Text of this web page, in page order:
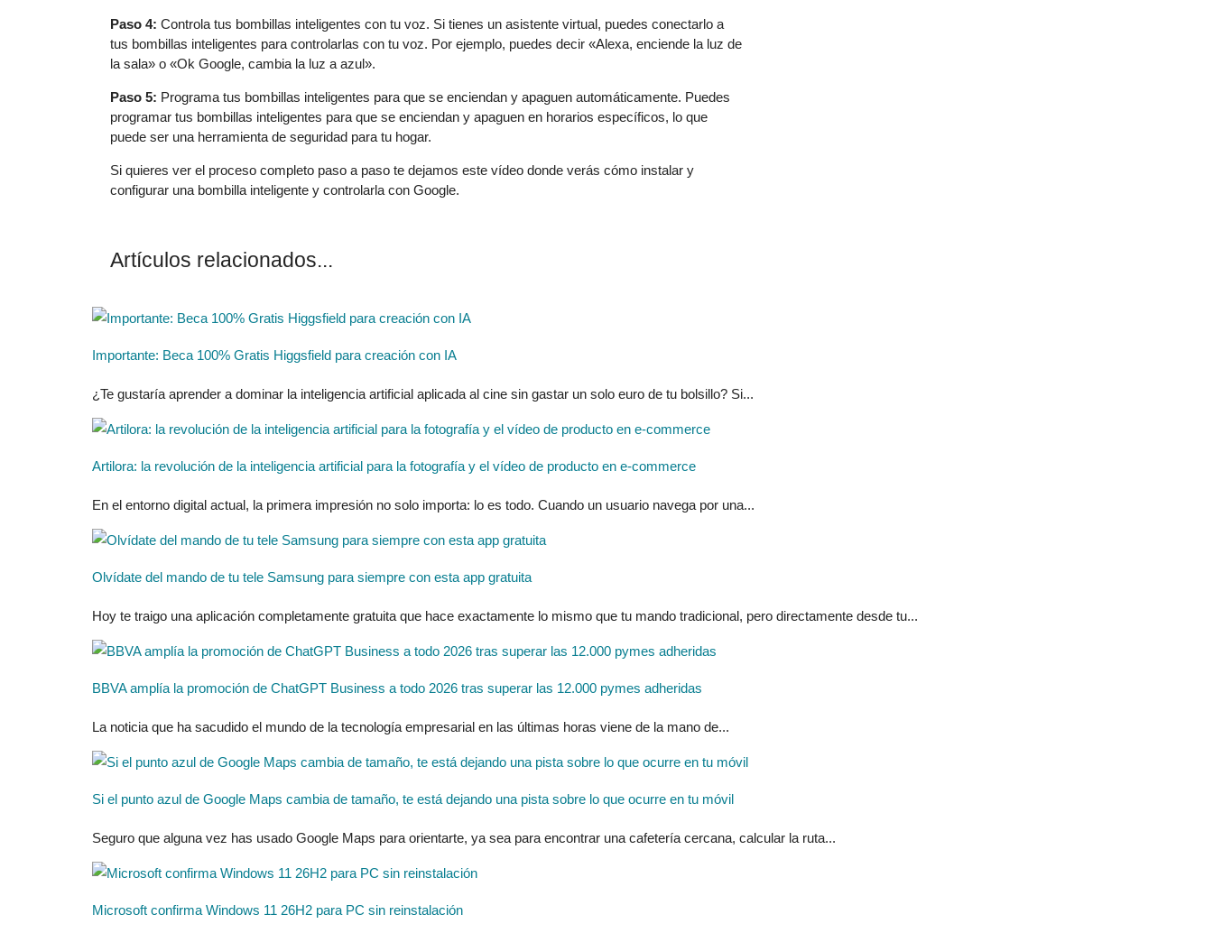
Paso 4: Controla tus bombillas inteligentes con tu voz. Si tienes un asistente virtual, puedes conectarlo a
tus bombillas inteligentes para controlarlas con tu voz. Por ejemplo, puedes decir «Alexa, enciende la luz de
la sala» o «Ok Google, cambia la luz a azul».
Paso 5: Programa tus bombillas inteligentes para que se enciendan y apaguen automáticamente. Puedes
programar tus bombillas inteligentes para que se enciendan y apaguen en horarios específicos, lo que
puede ser una herramienta de seguridad para tu hogar.
Si quieres ver el proceso completo paso a paso te dejamos este vídeo donde verás cómo instalar y
configurar una bombilla inteligente y controlarla con Google.
Artículos relacionados...
Importante: Beca 100% Gratis Higgsfield para creación con IA
¿Te gustaría aprender a dominar la inteligencia artificial aplicada al cine sin gastar un solo euro de tu bolsillo? Si...
Artilora: la revolución de la inteligencia artificial para la fotografía y el vídeo de producto en e-commerce
En el entorno digital actual, la primera impresión no solo importa: lo es todo. Cuando un usuario navega por una...
Olvídate del mando de tu tele Samsung para siempre con esta app gratuita
Hoy te traigo una aplicación completamente gratuita que hace exactamente lo mismo que tu mando tradicional, pero directamente desde tu...
BBVA amplía la promoción de ChatGPT Business a todo 2026 tras superar las 12.000 pymes adheridas
La noticia que ha sacudido el mundo de la tecnología empresarial en las últimas horas viene de la mano de...
Si el punto azul de Google Maps cambia de tamaño, te está dejando una pista sobre lo que ocurre en tu móvil
Seguro que alguna vez has usado Google Maps para orientarte, ya sea para encontrar una cafetería cercana, calcular la ruta...
Microsoft confirma Windows 11 26H2 para PC sin reinstalación